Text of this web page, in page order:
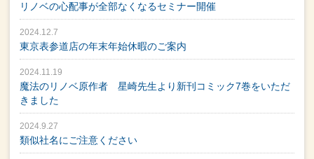
リノベの心配事が全部なくなるセミナー開催
2024.12.7
東京表参道店の年末年始休暇のご案内
2024.11.19
魔法のリノベ原作者 星崎先生より新刊コミック7巻をいただ
きました
2024.9.27
類似社名にご注意ください